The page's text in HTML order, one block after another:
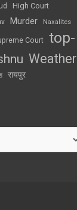
High Court
Murder Naxalites
Court top-
Weather
रायपुर